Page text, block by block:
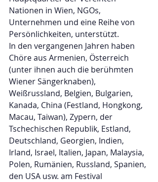
Nationen in Wien, NGOs,
Unternehmen und eine Reihe von
Persönlichkeiten, unterstützt.
In den vergangenen Jahren haben
Chöre aus Armenien, Österreich
(unter ihnen auch die berühmten
Wiener Sängerknaben),
Weißrussland, Belgien, Bulgarien,
Kanada, China (Festland, Hongkong,
Macau, Taiwan), Zypern, der
Tschechischen Republik, Estland,
Deutschland, Georgien, Indien,
Irland, Israel, Italien, Japan, Malaysia,
Polen, Rumänien, Russland, Spanien,
den USA usw. am Festival